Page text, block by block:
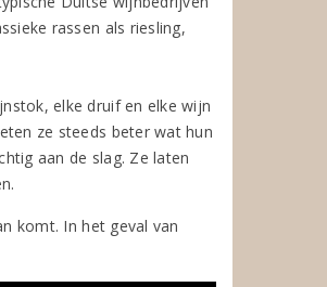
rassen als riesling,
elke druif en elke wijn
ze steeds beter wat hun
aan de slag. Ze laten
komt. In het geval van